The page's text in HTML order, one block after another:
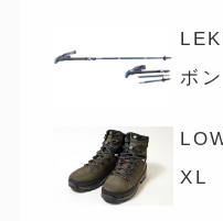
ボン
XL